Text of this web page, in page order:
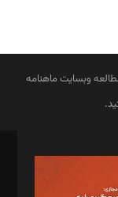
وبسایت ماهنامه